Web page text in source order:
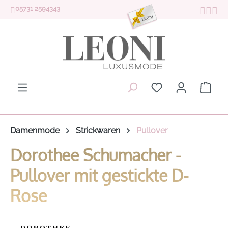
Zum Hauptinhalt springen
05731 2594343
Du hast 0
Damenmode Strickwaren Pullover
Dorothee Schumacher -
Pullover mit gestickte D-
Rose